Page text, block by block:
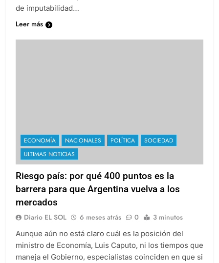
de imputabilidad…
Leer más
ECONOMÍA NACIONALES POLÍTICA
SOCIEDAD
ULTIMAS NOTICIAS
Riesgo país: por qué 400 puntos es la
barrera para que Argentina vuelva a los
mercados
Diario EL SOL 6 meses atrás 0 3 minutos
Aunque aún no está claro cuál es la posición del
ministro de Economía, Luis Caputo, ni los tiempos que
maneja el Gobierno, especialistas coinciden en que si